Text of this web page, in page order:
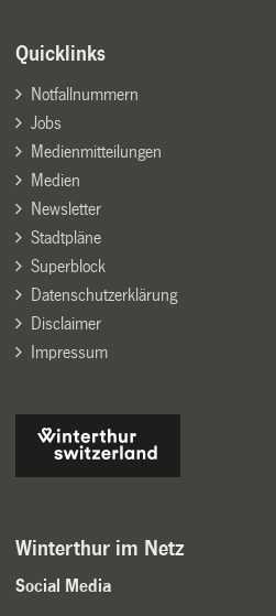
Quicklinks
Notfallnummern
Jobs
Medienmitteilungen
Medien
Newsletter
Stadtpläne
Superblock
Datenschutzerklärung
Disclaimer
Impressum
Winterthur im Netz
Social Media